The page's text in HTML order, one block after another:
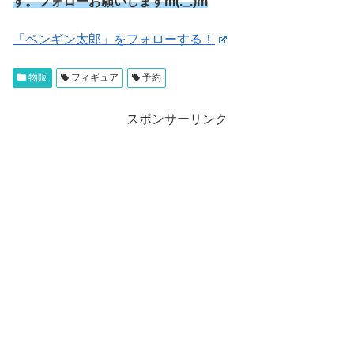
「ペンギン太郎」をフォローする！
物販 フィギュア 予約
スポンサーリンク